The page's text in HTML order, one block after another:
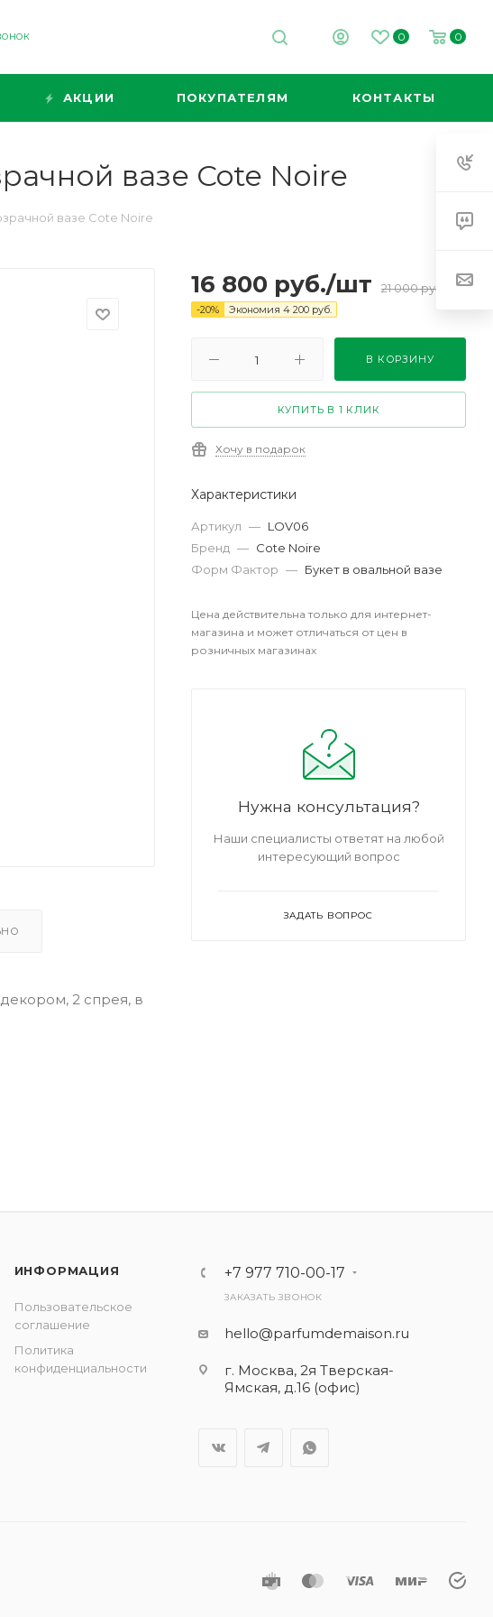
0 0
АКЦИИ ПОКУПАТЕЛЯМ КОНТАКТЫ
вазе Cote Noire
вазе Cote Noire
2 спрея, в
16 800 руб./шт 21 000руб.
-20% Экономия 4 200 руб.
В КОРЗИНУ
КУПИТЬ В 1 КЛИК
Хочу в подарок
Характеристики
Артикул — LOV06
Бренд — Cote Noire
Форм Фактор — Букет в овальной вазе
Цена действительна только для интернет-
магазина и может отличаться от цен в
розничных магазинах
Нужна консультация?
Наши специалисты ответят на любой
интересующий вопрос
ЗАДАТЬ ВОПРОС
ИНФОРМАЦИЯ
Пользовательское
соглашение
Политика
конфиденциальности
+7 977 710-00-17
ЗАКАЗАТЬ ЗВОНОК
hello@parfumdemaison.ru
г. Москва, 2я Тверская-
Ямская, д.16 (офис)